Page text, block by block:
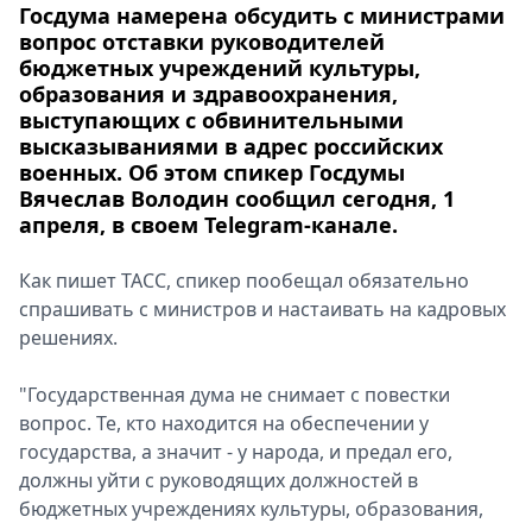
Госдума намерена обсудить с министрами
вопрос отставки руководителей
бюджетных учреждений культуры,
образования и здравоохранения,
выступающих с обвинительными
высказываниями в адрес российских
военных. Об этом спикер Госдумы
Вячеслав Володин сообщил сегодня, 1
апреля, в своем Telegram-канале.
Как пишет ТАСС, спикер пообещал обязательно
спрашивать с министров и настаивать на кадровых
решениях.
"Государственная дума не снимает с повестки
вопрос. Те, кто находится на обеспечении у
государства, а значит - у народа, и предал его,
должны уйти с руководящих должностей в
бюджетных учреждениях культуры, образования,